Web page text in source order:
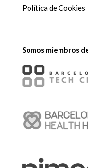
Política de Cookies
Somos miembros